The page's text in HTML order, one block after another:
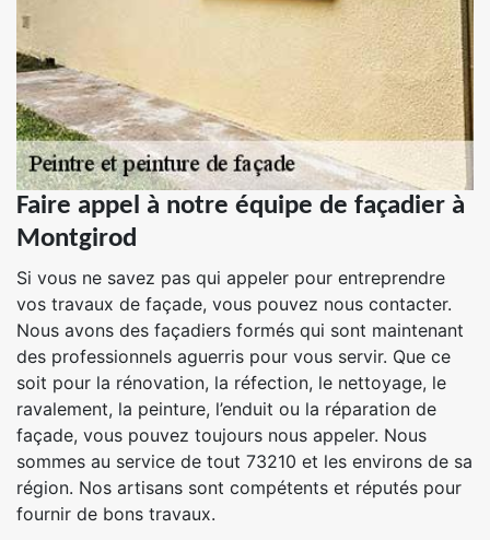
Faire appel à notre équipe de façadier à
Montgirod
Si vous ne savez pas qui appeler pour entreprendre
vos travaux de façade, vous pouvez nous contacter.
Nous avons des façadiers formés qui sont maintenant
des professionnels aguerris pour vous servir. Que ce
soit pour la rénovation, la réfection, le nettoyage, le
ravalement, la peinture, l’enduit ou la réparation de
façade, vous pouvez toujours nous appeler. Nous
sommes au service de tout 73210 et les environs de sa
région. Nos artisans sont compétents et réputés pour
fournir de bons travaux.